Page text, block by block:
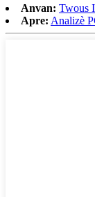
Anvan: Twous
Apre: Analizè